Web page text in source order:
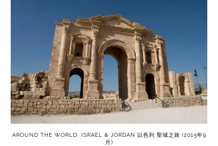
AROUND THE WORLD, ISRAEL & JORDAN 以色列 聖城之旅 (2015年9
月)